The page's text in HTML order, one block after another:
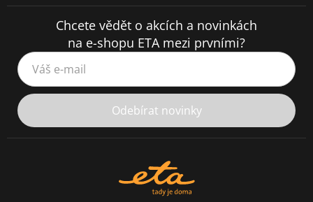
Chcete vědět o akcích a novinkách
na e-shopu ETA mezi prvními?
Váš e-mail
Odebírat novinky